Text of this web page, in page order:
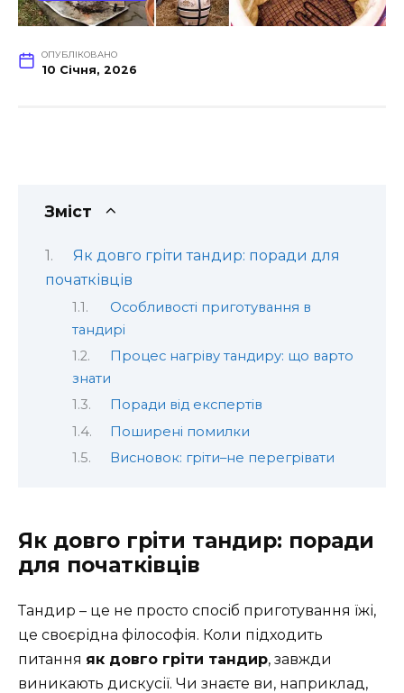
ОПУБЛІКОВАНО
10 Січня, 2026
Зміст
Як довго гріти тандир: поради для
початківців
Особливості приготування в
тандирі
Процес нагріву тандиру: що варто
знати
Поради від експертів
Поширені помилки
Висновок: гріти–не перегрівати
Як довго гріти тандир: поради
для початківців
Тандир – це не просто спосіб приготування їжі,
це своєрідна філософія. Коли підходить
питання як довго гріти тандир, завжди
виникають дискусії. Чи знаєте ви, наприклад,